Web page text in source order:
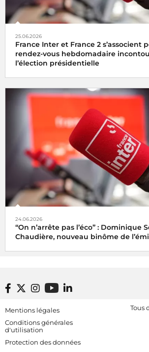
25.06.2026
France Inter et France 2 s’associent
rendez-vous hebdomadaire
l’élection présidentielle
24.06.2026
“On n’arrête pas l’éco” : Dominique
Chaudière, nouveau binôme de
Footer bottom
Mentions légales
Conditions générales
d'utilisation
Protection des données
Tous
[RDF] Pied